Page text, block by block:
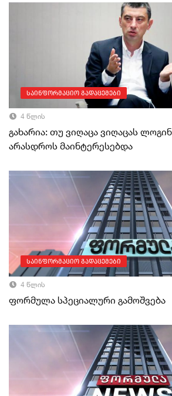
საინფორმაციო გადაცემები
4 წლის
გახარია: თუ ვიღაცა ვიღაცას
არასდროს მაინტერესებდა
საინფორმაციო გადაცემები
4 წლის
ფორმულა სპეციალური გამოშვება